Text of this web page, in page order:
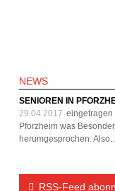
NEWS
SENIOREN IN
29.04.2017 eingetragen
Pforzheim was
herumgesprochen.
RSS-Feed